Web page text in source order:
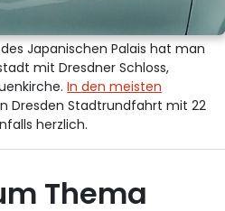
Japanischen Palais hat man
mit Dresdner Schloss,
In den meisten
Dresden Stadtrundfahrt mit 22
herzlich.
Thema